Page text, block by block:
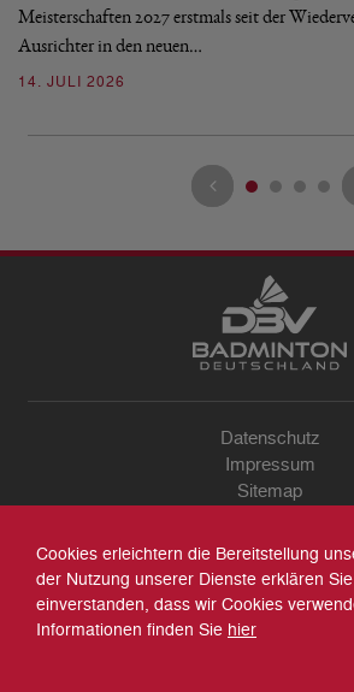
Meisterschaften 2027 erstmals seit der
Ausrichter in den neuen…
14. JULI 2026
Datenschutz
Impressum
Sitemap
Archiv
Suche
Cookies erleichtern die Bereitstellung
der Nutzung unserer Dienste erklären
einverstanden, dass wir Cookies
Informationen finden Sie hier